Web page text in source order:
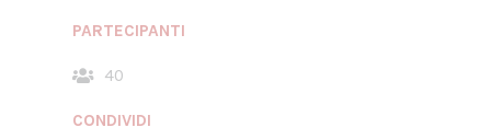
PARTECIPANTI
40
CONDIVIDI